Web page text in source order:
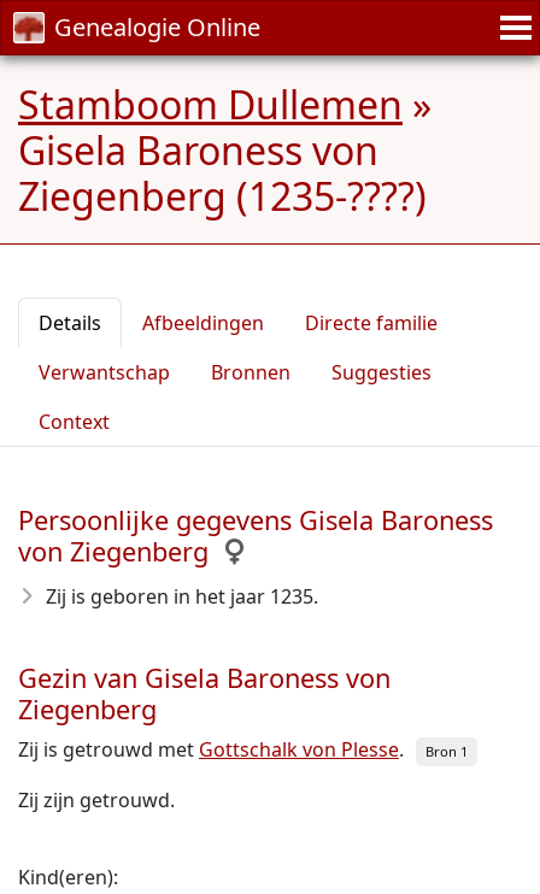
Genealogie Online
Stamboom Dullemen »
Gisela Baroness von
Ziegenberg (1235-????)
Details Afbeeldingen
Directe familie
Verwantschap
Bronnen
Suggesties
Context
Persoonlijke gegevens Gisela Baroness
von Ziegenberg
Zij is geboren in het jaar 1235.
Gezin van Gisela Baroness von
Ziegenberg
Zij is getrouwd met Gottschalk von Plesse. Bron 1
Zij zijn getrouwd.
Kind(eren):